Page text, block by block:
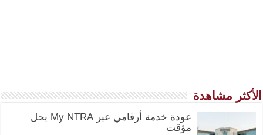
الأكثر مشاهدة
عودة خدمة أرقامي عبر My NTRA بحل
مؤقت